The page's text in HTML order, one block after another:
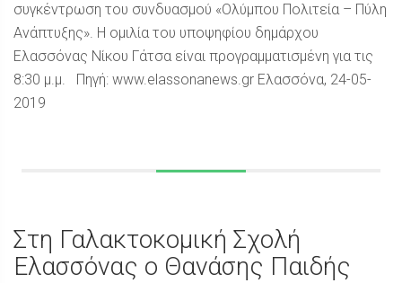
συγκέντρωση του συνδυασμού «Ολύμπου Πολιτεία – Πύλη
Ανάπτυξης». Η ομιλία του υποψηφίου δημάρχου
Ελασσόνας Νίκου Γάτσα είναι προγραμματισμένη για τις
8:30 μ.μ. Πηγή: www.elassonanews.gr Ελασσόνα, 24-05-
2019
Στη Γαλακτοκομική Σχολή
Ελασσόνας ο Θανάσης Παιδής